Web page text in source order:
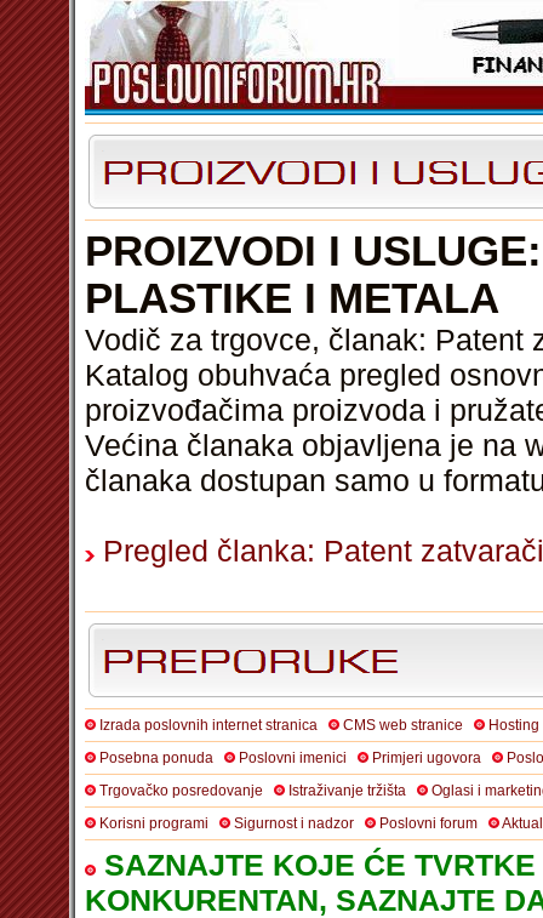
PROIZVODI I
PLASTIKE I METALA
Vodič za trgovce, članak: Patent
Katalog obuhvaća pregled
proizvođačima proizvoda i
Većina članaka objavljena je na
članaka dostupan samo u
Pregled članka: Patent
Izrada poslovnih internet stranica CMS web stranice
Posebna ponuda
Poslovni imenici Primjeri ugovora
Trgovačko posredovanje
Istraživanje tržišta
Oglasi i
Korisni programi
Sigurnost i nadzor Poslovni forum
SAZNAJTE KOJE ĆE
KONKURENTAN, SAZNAJTE